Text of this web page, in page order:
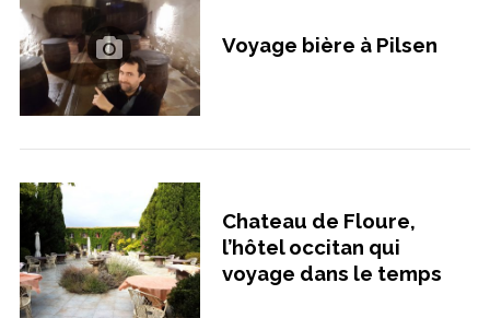
Voyage bière à Pilsen
Chateau de Floure,
l’hôtel occitan qui
voyage dans le temps